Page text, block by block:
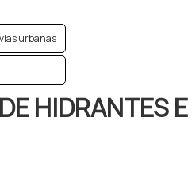
urbanas
HIDRANTES E